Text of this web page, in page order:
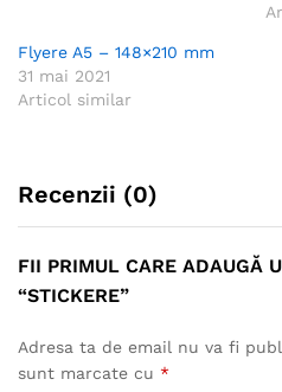
Flyere A5 – 148×210 mm
31 mai 2021
Articol similar
Recenzii (0)
FII PRIMUL CARE ADAUGĂ
“STICKERE”
Adresa ta de email nu va fi
sunt marcate cu *